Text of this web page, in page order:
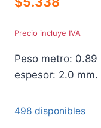
Precio incluye IVA
Peso metro: 0.89
espesor: 2.0
498 disponibles